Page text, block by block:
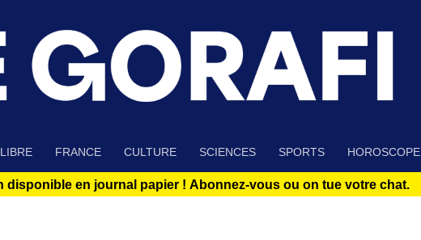
FRANCE CULTURE SCIENCES SPORTS HOROSCOPE
disponible en journal papier ! Abonnez-vous ou on tue votre chat.